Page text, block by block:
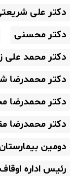
دکتر علی
دکتر محسنی
دکتر محمد علی
دکتر محمدرضا
دکتر محمدرضا
دکتر محمدرضا
دومین
رئیس اداره